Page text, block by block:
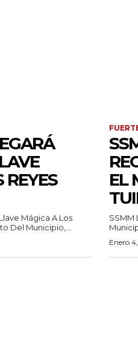
REYES
Mágica A Los
Del Municipio,...
EL
SSMM
Enero